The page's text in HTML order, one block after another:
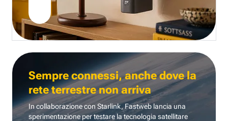
Sempre connessi, anche dove la
rete terrestre non arriva
In collaborazione con Starlink, Fastweb lancia una
sperimentazione per testare la tecnologia satellitare